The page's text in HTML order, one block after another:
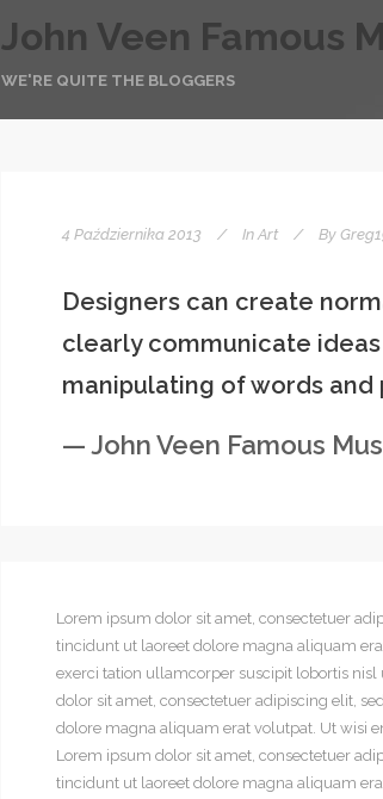
John Veen Famous
WE'RE QUITE THE BLOGGERS
4 Października 2013 In Art By
Designers can create
clearly communicate
manipulating of words and
— John Veen Famous
Lorem ipsum dolor sit amet, consectetuer
tincidunt ut laoreet dolore magna aliquam
exerci tation ullamcorper suscipit lobortis
dolor sit amet, consectetuer adipiscing elit,
dolore magna aliquam erat volutpat. Ut wisi
Lorem ipsum dolor sit amet, consectetuer
tincidunt ut laoreet dolore magna aliquam